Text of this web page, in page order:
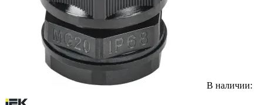
В наличии: